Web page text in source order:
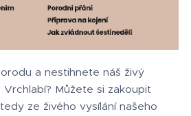
a nestihnete náš živý
Můžete si zakoupit
ze živého vysílání našeho